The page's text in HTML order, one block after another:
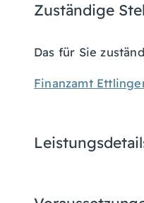
Zuständige
Das für Sie
Finanzamt